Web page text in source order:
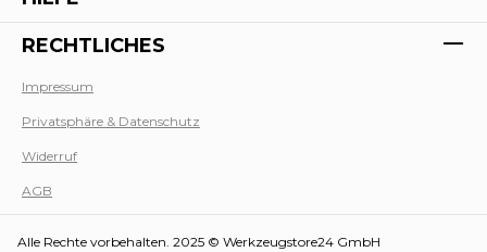
RECHTLICHES
Impressum
Privatsphäre & Datenschutz
Widerruf
AGB
Alle Rechte vorbehalten. 2025 © Werkzeugstore24 GmbH